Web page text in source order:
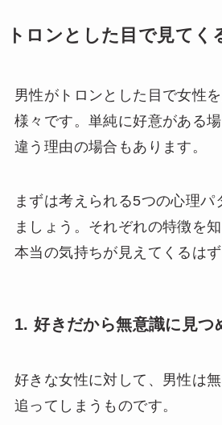
トロンとした目で見てく
男性がトロンとした目で女性
様々です。単純に好意がある
違う理由の場合もあります。
まずは考えられる5つの心理パ
ましょう。それぞれの特徴を
本当の気持ちが見えてくるはず
1. 好きだから無意識に見つ
好きな女性に対して、男性は
追ってしまうものです。